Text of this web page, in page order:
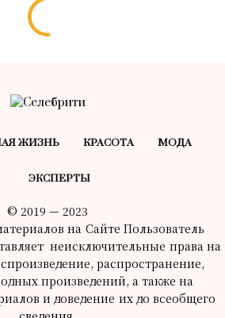
ЖИЗНЬ КРАСОТA МОДА
ЭКСПЕРТЫ
© 2019 — 2023
на Сайте Пользователь
неисключительные права на
распространение,
произведений, а также на
и доведение их до всеобщего